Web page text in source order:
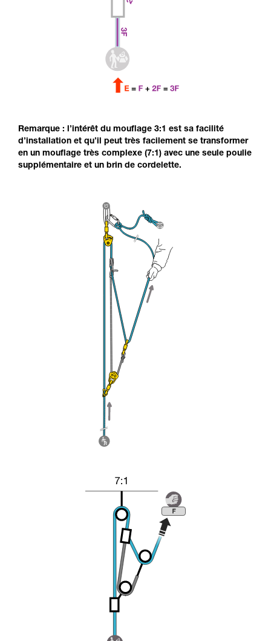
Remarque : l’intérêt du mouflage 3:1 est sa facilité
d’installation et qu’il peut très facilement se transformer
en un mouflage très complexe (7:1) avec une seule poulie
supplémentaire et un brin de cordelette.